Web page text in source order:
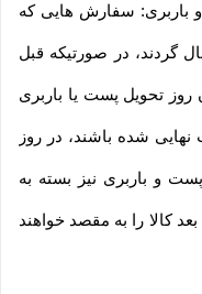
سفارش هایی که
گردند، در صورتیکه قبل
همان روز تحویل پست یا باربری
نهایی شده باشند، در روز
و باربری نیز بسته به
۴۸ ساعت کاری بعد کالا را به مقصد خواهند